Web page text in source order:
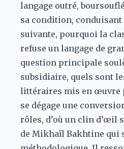
langage outré,
sa condition,
suivante, pourquoi la
refuse un langage de
question principale
subsidiaire, quels sont
littéraires mis en œuvre
se dégage une
rôles, d’où un clin d’œil
de Mikhaïl Bakhtine qui